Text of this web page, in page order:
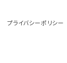
プライバシーポリシー